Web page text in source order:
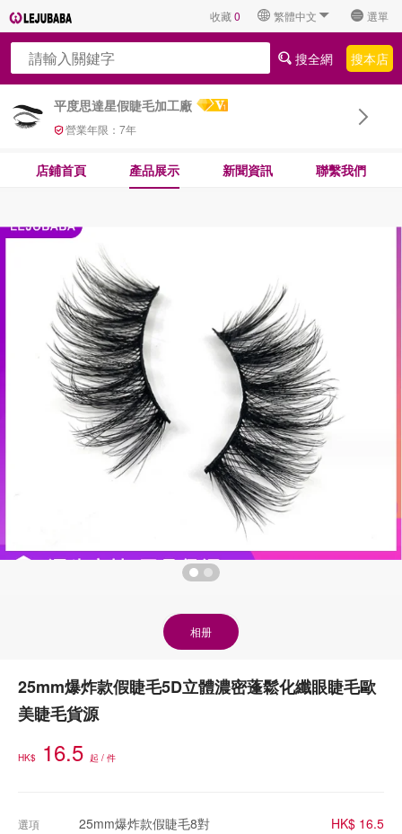
收藏0 繁體中文 選單
平度思達星假睫毛加工廠
營業年限： 7年
搜全網 搜本店
店鋪首頁 產品展示 新聞資訊 聯繫我們
相册
25mm爆炸款假睫毛5D立體濃密蓬鬆化纖眼睫毛歐
美睫毛貨源
HK$ 16.5 起 / 件
選項 25mm爆炸款假睫毛8對 HK$ 16.5